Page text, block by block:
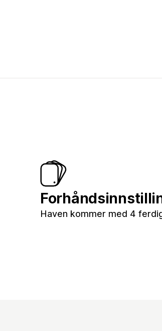
Haven kommer med 4